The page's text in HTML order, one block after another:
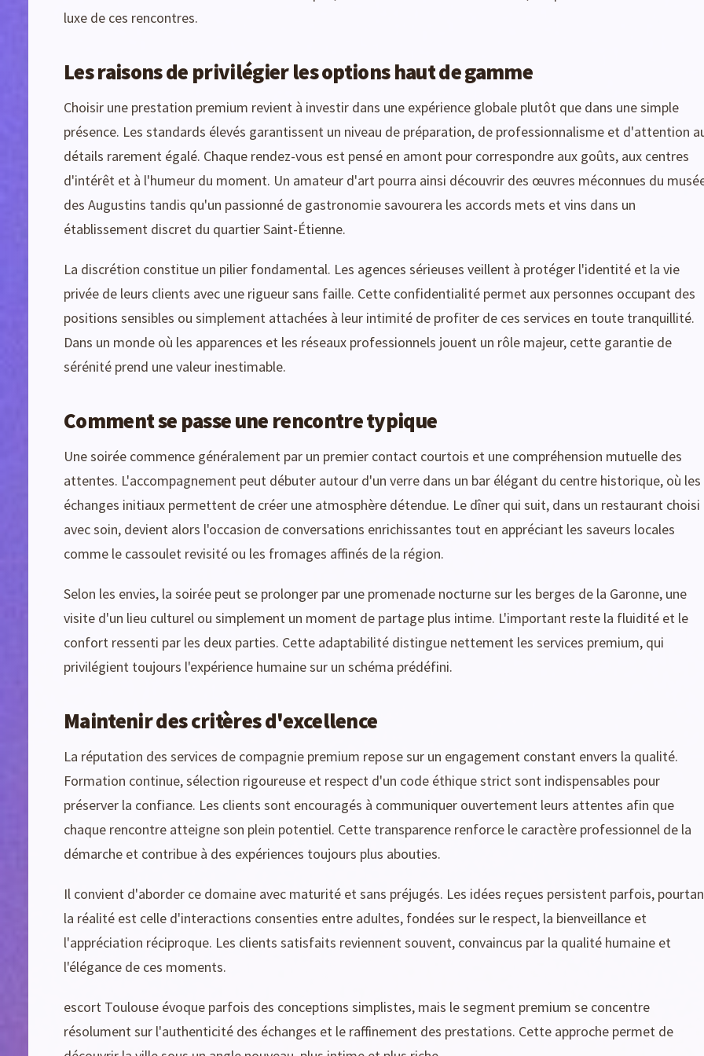
luxe de ces rencontres.
Les raisons de privilégier les options haut de gamme
Choisir une prestation premium revient à investir dans une expérience globale plutôt que dans une simple
présence. Les standards élevés garantissent un niveau de préparation, de professionnalisme et d'attention
détails rarement égalé. Chaque rendez-vous est pensé en amont pour correspondre aux goûts, aux centres
d'intérêt et à l'humeur du moment. Un amateur d'art pourra ainsi découvrir des œuvres méconnues du
des Augustins tandis qu'un passionné de gastronomie savourera les accords mets et vins dans un
établissement discret du quartier Saint-Étienne.
La discrétion constitue un pilier fondamental. Les agences sérieuses veillent à protéger l'identité et la vie
privée de leurs clients avec une rigueur sans faille. Cette confidentialité permet aux personnes occupant des
positions sensibles ou simplement attachées à leur intimité de profiter de ces services en toute tranquillité.
Dans un monde où les apparences et les réseaux professionnels jouent un rôle majeur, cette garantie de
sérénité prend une valeur inestimable.
Comment se passe une rencontre typique
Une soirée commence généralement par un premier contact courtois et une compréhension mutuelle des
attentes. L'accompagnement peut débuter autour d'un verre dans un bar élégant du centre historique, où les
échanges initiaux permettent de créer une atmosphère détendue. Le dîner qui suit, dans un restaurant choisi
avec soin, devient alors l'occasion de conversations enrichissantes tout en appréciant les saveurs locales
comme le cassoulet revisité ou les fromages affinés de la région.
Selon les envies, la soirée peut se prolonger par une promenade nocturne sur les berges de la Garonne, une
visite d'un lieu culturel ou simplement un moment de partage plus intime. L'important reste la fluidité et le
confort ressenti par les deux parties. Cette adaptabilité distingue nettement les services premium, qui
privilégient toujours l'expérience humaine sur un schéma prédéfini.
Maintenir des critères d'excellence
La réputation des services de compagnie premium repose sur un engagement constant envers la qualité.
Formation continue, sélection rigoureuse et respect d'un code éthique strict sont indispensables pour
préserver la confiance. Les clients sont encouragés à communiquer ouvertement leurs attentes afin que
chaque rencontre atteigne son plein potentiel. Cette transparence renforce le caractère professionnel de la
démarche et contribue à des expériences toujours plus abouties.
Il convient d'aborder ce domaine avec maturité et sans préjugés. Les idées reçues persistent parfois,
la réalité est celle d'interactions consenties entre adultes, fondées sur le respect, la bienveillance et
l'appréciation réciproque. Les clients satisfaits reviennent souvent, convaincus par la qualité humaine et
l'élégance de ces moments.
escort Toulouse évoque parfois des conceptions simplistes, mais le segment premium se concentre
résolument sur l'authenticité des échanges et le raffinement des prestations. Cette approche permet de